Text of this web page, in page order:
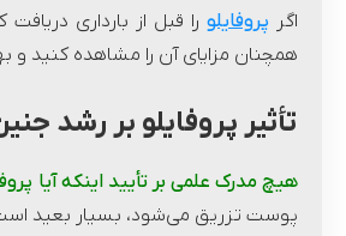
اگر پروفایلو
همچنان مزایای آن را مشاهده کنید و
تأثیر پروفایلو بر رشد
هیچ مدرک علمی بر تأیید اینکه آیا
پوست تزریق می‌شود، بسیار بعید